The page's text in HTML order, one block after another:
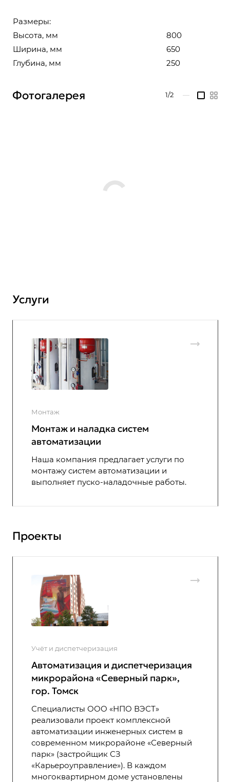
Размеры:
Высота, мм
800
Ширина, мм
650
Глубина, мм
250
Фотогалерея 1/2 —
Услуги
Монтаж
Монтаж и наладка систем
автоматизации
Наша компания предлагает услуги по
монтажу систем автоматизации и
выполняет пуско-наладочные работы.
Проекты
Учёт и диспетчеризация
Автоматизация и диспетчеризация
микрорайона «Северный парк»,
гор. Томск
Специалисты ООО «НПО ВЭСТ»
реализовали проект комплексной
автоматизации инженерных систем в
современном микрорайоне «Северный
парк» (застройщик СЗ
«Карьероуправление»). В каждом
многоквартирном доме установлены